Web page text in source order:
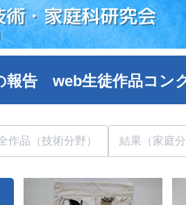
・家庭科研究会
報告 web生徒作品コン
作品（技術分野） 結果（家庭